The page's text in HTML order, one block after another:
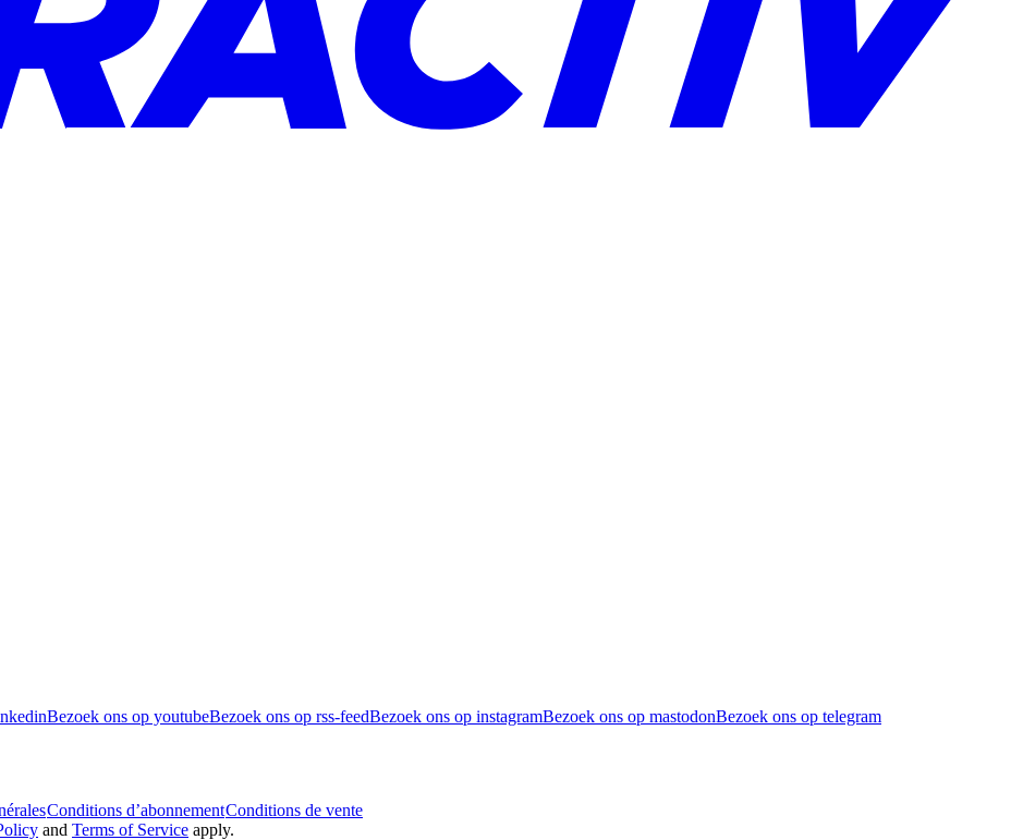
Bezoek ons op youtubeBezoek ons op rss-feedBezoek ons op instagramBezoek ons op mastodonBezoek ons op telegram
Conditions d’abonnementConditions de vente
and Terms of Service apply.